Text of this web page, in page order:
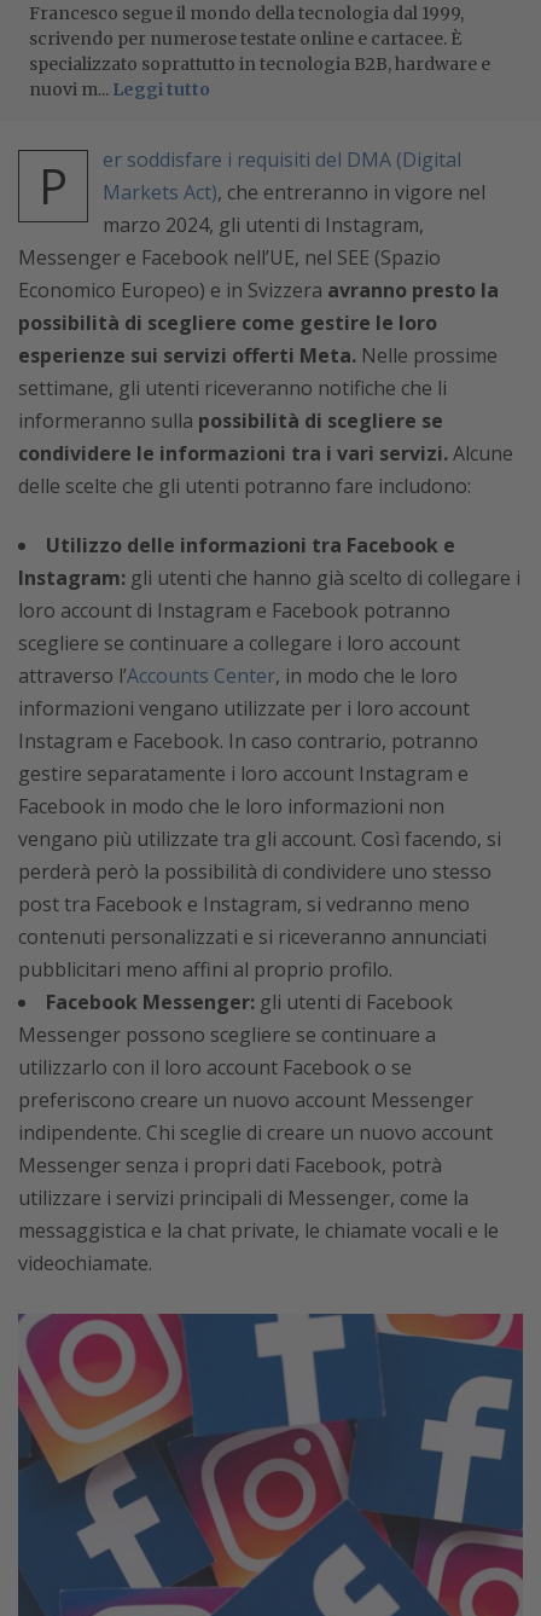
Francesco segue il mondo della tecnologia dal 1999,
scrivendo per numerose testate online e cartacee. È
specializzato soprattutto in tecnologia B2B, hardware e
nuovi m... Leggi tutto
P
er soddisfare i requisiti del DMA (Digital
Markets Act), che entreranno in vigore nel
marzo 2024, gli utenti di Instagram,
Messenger e Facebook nell’UE, nel SEE (Spazio
Economico Europeo) e in Svizzera avranno presto la
possibilità di scegliere come gestire le loro
esperienze sui servizi offerti Meta. Nelle prossime
settimane, gli utenti riceveranno notifiche che li
informeranno sulla possibilità di scegliere se
condividere le informazioni tra i vari servizi.Alcune
delle scelte che gli utenti potranno fare includono:
Utilizzo delle informazioni tra Facebook e
Instagram: gli utenti che hanno già scelto di collegare i
loro account di Instagram e Facebook potranno
scegliere se continuare a collegare i loro account
attraverso l’Accounts Center, in modo che le loro
informazioni vengano utilizzate per i loro account
Instagram e Facebook. In caso contrario, potranno
gestire separatamente i loro account Instagram e
Facebook in modo che le loro informazioni non
vengano più utilizzate tra gli account. Così facendo, si
perderà però la possibilità di condividere uno stesso
post tra Facebook e Instagram, si vedranno meno
contenuti personalizzati e si riceveranno annunciati
pubblicitari meno affini al proprio profilo.
Facebook Messenger: gli utenti di Facebook
Messenger possono scegliere se continuare a
utilizzarlo con il loro account Facebook o se
preferiscono creare un nuovo account Messenger
indipendente. Chi sceglie di creare un nuovo account
Messenger senza i propri dati Facebook, potrà
utilizzare i servizi principali di Messenger, come la
messaggistica e la chat private, le chiamate vocali e le
videochiamate.